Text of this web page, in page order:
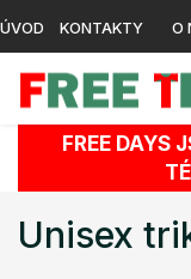
ÚVOD KONTAKTY O
FREE DAYS
Unisex